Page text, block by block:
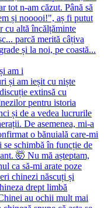
am i